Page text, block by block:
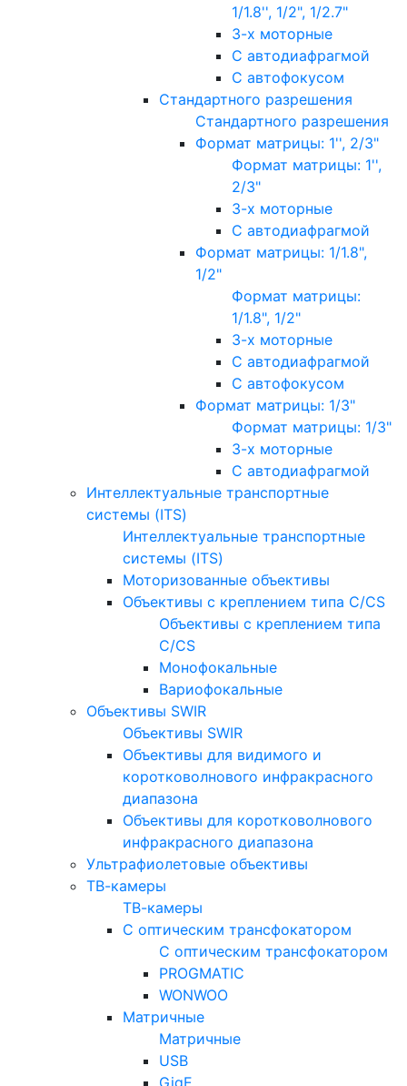
1/1.8'', 1/2", 1/2.7"
3-х моторные
С автодиафрагмой
С автофокусом
Стандартного разрешения
Стандартного разрешения
Формат матрицы: 1'', 2/3"
Формат матрицы: 1'',
2/3"
3-х моторные
С автодиафрагмой
Формат матрицы: 1/1.8",
1/2"
Формат матрицы:
1/1.8", 1/2"
3-х моторные
С автодиафрагмой
С автофокусом
Формат матрицы: 1/3"
Формат матрицы: 1/3"
3-х моторные
С автодиафрагмой
Интеллектуальные транспортные
системы (ITS)
Интеллектуальные транспортные
системы (ITS)
Моторизованные объективы
Объективы с креплением типа C/CS
Объективы с креплением типа
C/CS
Монофокальные
Вариофокальные
Объективы SWIR
Объективы SWIR
Объективы для видимого и
коротковолнового инфракрасного
диапазона
Объективы для коротковолнового
инфракрасного диапазона
Ультрафиолетовые объективы
ТВ-камеры
ТВ-камеры
С оптическим трансфокатором
С оптическим трансфокатором
PROGMATIC
WONWOO
Матричные
Матричные
USB
GigE